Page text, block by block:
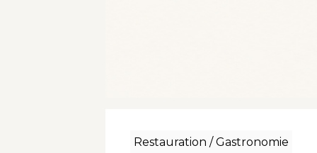
Restauration / Gastronomie